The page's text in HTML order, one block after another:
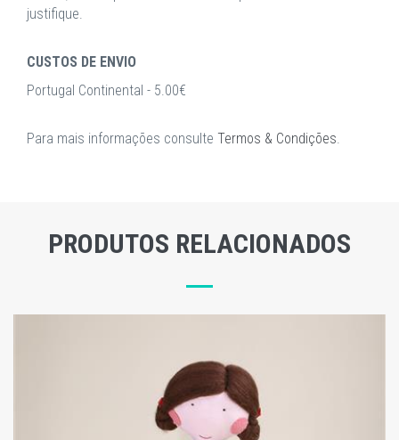
justifique.
CUSTOS DE ENVIO
Portugal Continental - 5.00€
Para mais informações consulte Termos & Condições.
PRODUTOS RELACIONADOS